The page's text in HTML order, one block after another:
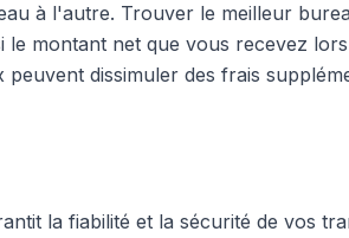
à l'autre. Trouver le meilleur
montant net que vous recevez
dissimuler des frais
la fiabilité et la sécurité de vos